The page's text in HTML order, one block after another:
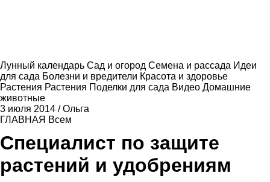
Лунный календарь Сад и огород Семена и рассада Идеи
для сада Болезни и вредители Красота и здоровье
Растения Растения Поделки для сада Видео Домашние
животные
3 июля 2014 /Ольга
ГЛАВНАЯ Всем
Специалист по защите
растений и удобрениям